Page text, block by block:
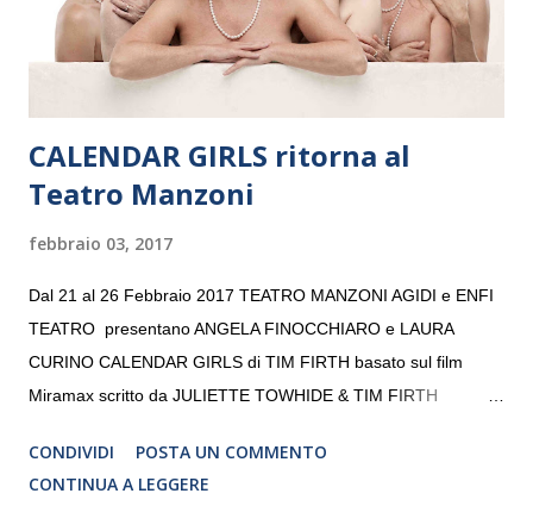
da un prestigioso consiglio di consulent...
CALENDAR GIRLS ritorna al
Teatro Manzoni
febbraio 03, 2017
Dal 21 al 26 Febbraio 2017 TEATRO MANZONI AGIDI e ENFI
TEATRO presentano ANGELA FINOCCHIARO e LAURA
CURINO CALENDAR GIRLS di TIM FIRTH basato sul film
Miramax scritto da JULIETTE TOWHIDE & TIM FIRTH
CRISTINA PEZZOLI
CONDIVIDI
POSTA UN COMMENTO
CONTINUA A LEGGERE